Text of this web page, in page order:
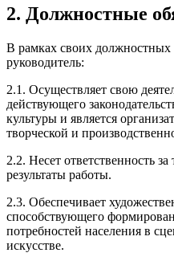
2. Должностные
В рамках своих должностных
руководитель:
2.1. Осуществляет свою
действующего
культуры и является
творческой и
2.2. Несет ответственность
результаты работы.
2.3. Обеспечивает
способствующего
потребностей населения в
искусстве.